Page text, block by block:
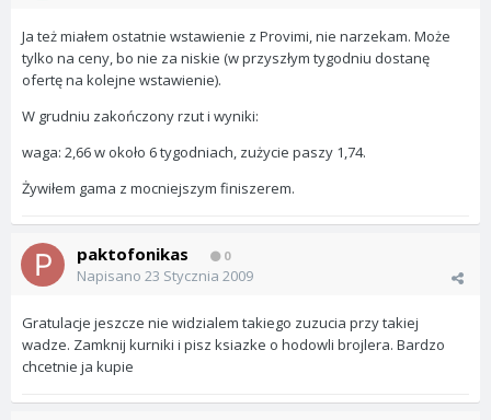
Ja też miałem ostatnie wstawienie z Provimi, nie narzekam. Może
tylko na ceny, bo nie za niskie (w przyszłym tygodniu dostanę
ofertę na kolejne wstawienie).
W grudniu zakończony rzut i wyniki:
waga: 2,66 w około 6 tygodniach, zużycie paszy 1,74.
Żywiłem gama z mocniejszym finiszerem.
paktofonikas 0
Napisano 23 Stycznia 2009
Gratulacje jeszcze nie widzialem takiego zuzucia przy takiej
wadze. Zamknij kurniki i pisz ksiazke o hodowli brojlera. Bardzo
chcetnie ja kupie